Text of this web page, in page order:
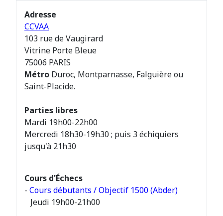
Adresse
CCVAA
103 rue de Vaugirard
Vitrine Porte Bleue
75006 PARIS
Métro Duroc, Montparnasse, Falguière ou
Saint-Placide.
Parties libres
Mardi 19h00-22h00
Mercredi 18h30-19h30 ; puis 3 échiquiers
jusqu'à 21h30
Cours d'Échecs
- Cours débutants / Objectif 1500 (Abder)
Jeudi 19h00-21h00